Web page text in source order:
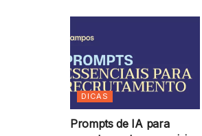
DICAS
Prompts de IA para